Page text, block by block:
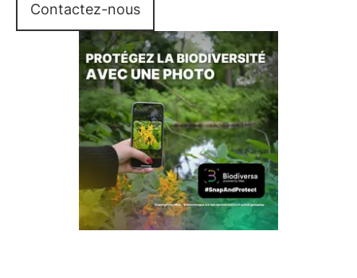
Contactez-nous